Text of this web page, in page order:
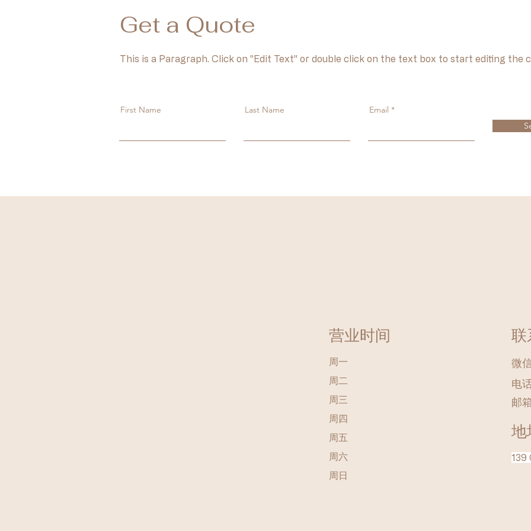
Get a Quote
This is a Paragraph. Click on "Edit Text" or double click on the text box to start editing the
First Name Last Name
Email
营业时间
周一
周二
周三
周四
周五
周六
​周日
联
微
电
邮
地
139